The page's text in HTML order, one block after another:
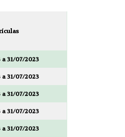
31/07/2023
31/07/2023
31/07/2023
31/07/2023
31/07/2023